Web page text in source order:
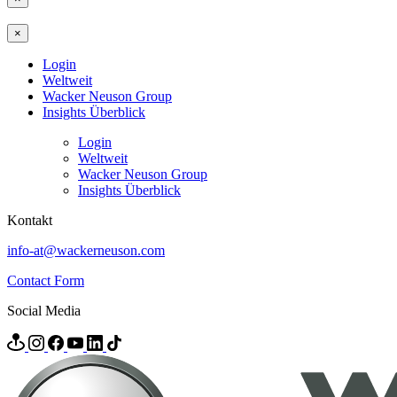
×
Login
Weltweit
Wacker Neuson Group
Insights Überblick
Login
Weltweit
Wacker Neuson Group
Insights Überblick
Kontakt
info-at@wackerneuson.com
Contact Form
Social Media